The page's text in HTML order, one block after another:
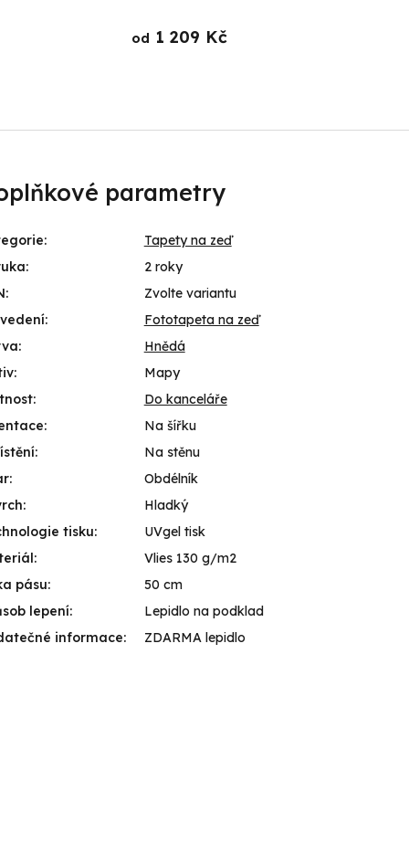
od 1 209 Kč
parametry
:
Tapety na zeď
:
2 roky
:
Zvolte variantu
:
Fototapeta na zeď
:
Hnědá
:
Mapy
:
Do kanceláře
:
Na šířku
:
Na stěnu
:
Obdélník
:
Hladký
tisku:
UVgel tisk
:
Vlies 130 g/m2
pásu:
50 cm
lepení:
Lepidlo na podklad
informace: ZDARMA lepidlo